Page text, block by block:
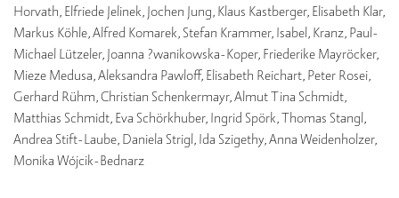
Horvath, Elfriede Jelinek, Jochen Jung, Klaus Kastberger, Elisabeth Klar,
Markus Köhle, Alfred Komarek, Stefan Krammer, Isabel, Kranz, Paul-
Michael Lützeler, Joanna ?wanikowska-Koper, Friederike Mayröcker,
Mieze Medusa, Aleksandra Pawloff, Elisabeth Reichart, Peter Rosei,
Gerhard Rühm, Christian Schenkermayr, Almut Tina Schmidt,
Matthias Schmidt, Eva Schörkhuber, Ingrid Spörk, Thomas Stangl,
Andrea Stift-Laube, Daniela Strigl, Ida Szigethy, Anna Weidenholzer,
Monika Wójcik-Bednarz